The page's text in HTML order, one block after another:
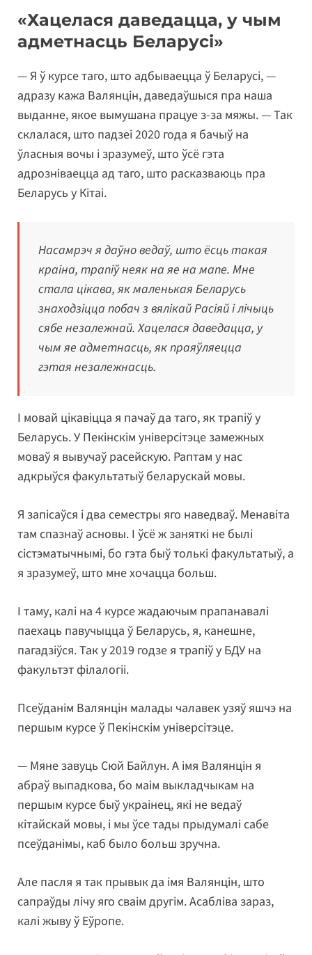
«Хацелася даведацца, у чым
адметнасць Беларусі»
— Я ў курсе таго, што адбываецца ў Беларусі, —
адразу кажа Валянцін, даведаўшыся пра наша
выданне, якое вымушана працуе з-за мяжы. — Так
склалася, што падзеі 2020 года я бачыў на
ўласныя вочы і зразумеў, што ўсё гэта
адрозніваецца ад таго, што расказваюць пра
Беларусь у Кітаі.
Насамрэч я даўно ведаў, што ёсць такая
краіна, трапіў неяк на яе на мапе. Мне
стала цікава, як маленькая Беларусь
знаходзіцца побач з вялікай Расіяй і лічыць
сябе незалежнай. Хацелася даведацца, у
чым яе адметнасць, як праяўляецца
гэтая незалежнасць.
І мовай цікавіцца я пачаў да таго, як трапіў у
Беларусь. У Пекінскім універсітэце замежных
моваў я вывучаў расейскую. Раптам у нас
адкрыўся факультатыў беларускай мовы.
Я запісаўся і два семестры яго наведваў. Менавіта
там спазнаў асновы. І ўсё ж заняткі не былі
сістэматычнымі, бо гэта быў толькі факультатыў, а
я зразумеў, што мне хочацца больш.
І таму, калі на 4 курсе жадаючым прапанавалі
паехаць павучыцца ў Беларусь, я, канешне,
пагадзіўся. Так у 2019 годзе я трапіў у БДУ на
факультэт філалогіі.
Псеўданім Валянцін малады чалавек узяў яшчэ на
першым курсе ў Пекінскім універсітэце.
— Мяне завуць Сюй Байлун. А імя Валянцін я
абраў выпадкова, бо маім выкладчыкам на
першым курсе быў украінец, які не ведаў
кітайскай мовы, і мы ўсе тады прыдумалі сабе
псеўданімы, каб было больш зручна.
Але пасля я так прывык да імя Валянцін, што
сапраўды лічу яго сваім другім. Асабліва зараз,
калі жыву ў Еўропе.